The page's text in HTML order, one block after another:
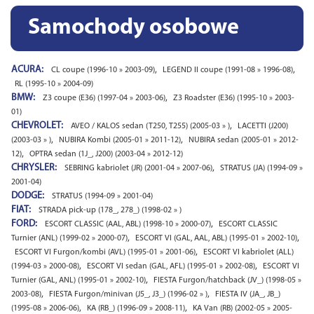
Samochody osobowe
ACURA: CL coupe (1996-10 » 2003-09), LEGEND II coupe (1991-08 » 1996-08),
RL (1995-10 » 2004-09)
BMW: Z3 coupe (E36) (1997-04 » 2003-06),
Z3 Roadster (E36) (1995-10 » 2003-
01)
CHEVROLET: AVEO / KALOS sedan (T250, T255) (2005-03 » ),
LACETTI (J200)
(2003-03 » ), NUBIRA Kombi (2005-01 » 2011-12),
NUBIRA sedan (2005-01 » 2012-
12), OPTRA sedan (1J_, J200) (2003-04 » 2012-12)
CHRYSLER: SEBRING kabriolet (JR) (2001-04 » 2007-06),
STRATUS (JA) (1994-09 »
2001-04)
DODGE: STRATUS (1994-09 » 2001-04)
FIAT: STRADA pick-up (178_, 278_) (1998-02 » )
FORD: ESCORT CLASSIC (AAL, ABL) (1998-10 » 2000-07),
ESCORT CLASSIC
Turnier (ANL) (1999-02 » 2000-07), ESCORT VI (GAL, AAL, ABL) (1995-01 » 2002-10),
ESCORT VI Furgon/kombi (AVL) (1995-01 » 2001-06),
ESCORT VI kabriolet (ALL)
(1994-03 » 2000-08), ESCORT VI sedan (GAL, AFL) (1995-01 » 2002-08),
ESCORT VI
Turnier (GAL, ANL) (1995-01 » 2002-10),
FIESTA Furgon/hatchback (JV_) (1998-05 »
2003-08), FIESTA Furgon/minivan (J5_, J3_) (1996-02 » ),
FIESTA IV (JA_, JB_)
(1995-08 » 2006-06), KA (RB_) (1996-09 » 2008-11),
KA Van (RB) (2002-05 » 2005-